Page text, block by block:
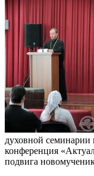
духовной семинарии
конференция
подвига